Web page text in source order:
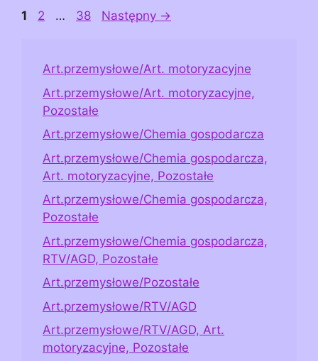
Page
1 Page
2 … Page
38 Następny →
Art.przemysłowe/Art. motoryzacyjne
Art.przemysłowe/Art. motoryzacyjne,
Pozostałe
Art.przemysłowe/Chemia gospodarcza
Art.przemysłowe/Chemia gospodarcza,
Art. motoryzacyjne, Pozostałe
Art.przemysłowe/Chemia gospodarcza,
Pozostałe
Art.przemysłowe/Chemia gospodarcza,
RTV/AGD, Pozostałe
Art.przemysłowe/Pozostałe
Art.przemysłowe/RTV/AGD
Art.przemysłowe/RTV/AGD, Art.
motoryzacyjne, Pozostałe